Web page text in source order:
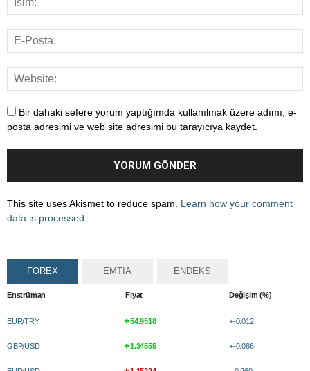
Bir dahaki sefere yorum yaptığımda kullanılmak üzere adımı, e-
posta adresimi ve web site adresimi bu tarayıcıya kaydet.
This site uses Akismet to reduce spam. Learn how your comment
data is processed
FOREX EMTİA ENDEKS
Enstrüman Fiyat Değişim (%)
EUR/TRY 54.9518 +-0.012
GBP/USD 1.34555 +-0.086